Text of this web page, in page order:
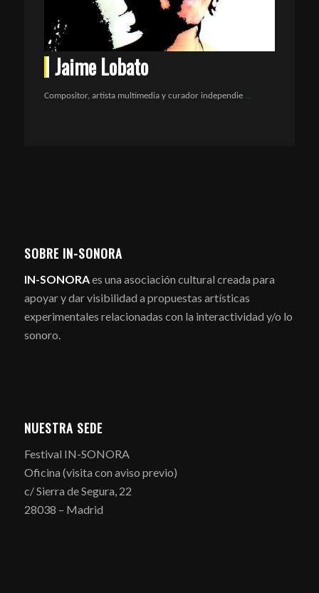
Jaime Lobato
Compositor, artista multimedia y curador independie ...
SOBRE IN-SONORA
IN-SONORAes una asociación cultural creada para
apoyar y dar visibilidad a propuestas artísticas
experimentales relacionadas con la interactividad y/o lo
sonoro.
NUESTRA SEDE
Festival IN-SONORA
Oficina (visita con aviso previo)
c/ Sierra de Segura, 22
28038 – Madrid